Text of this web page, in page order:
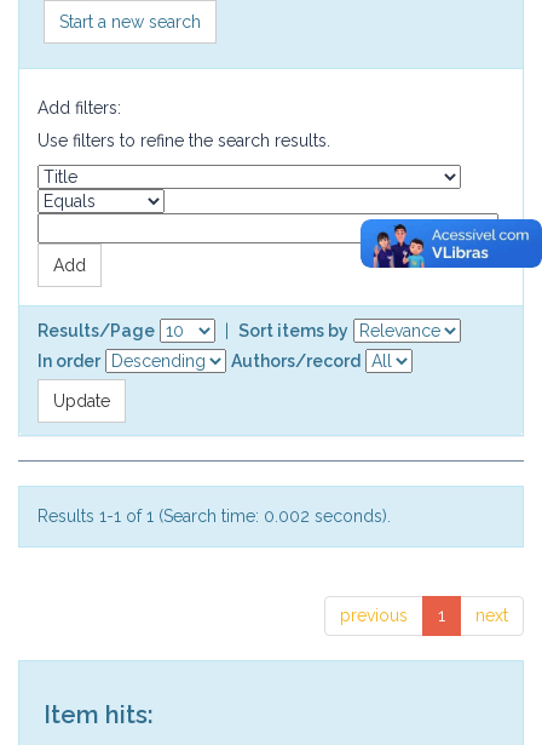
Start a new search
Add filters:
Use filters to refine the search results.
Results/Page
Sort items by
In order
Authors/record
Results 1-1 of 1 (Search time: 0.002 seconds).
previous 1 next
Item hits: